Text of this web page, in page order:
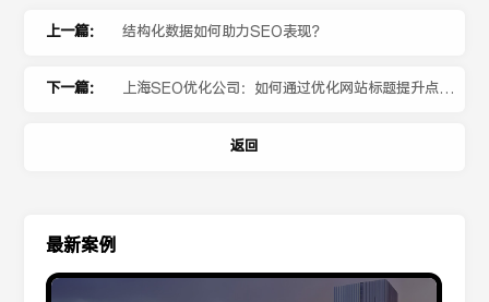
上一篇： 结构化数据如何助力SEO表现？
下一篇： 上海SEO优化公司：如何通过优化网站标题提升点击
返回
最新案例